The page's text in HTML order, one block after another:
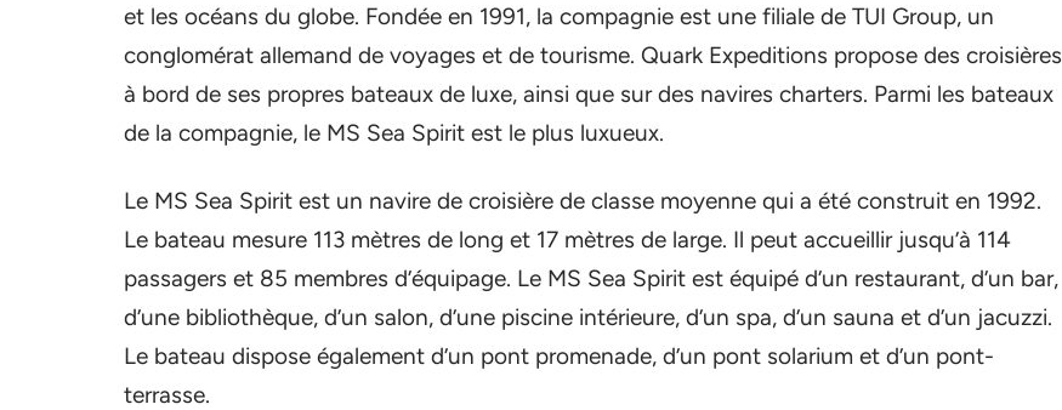
et les océans du globe. Fondée en 1991, la compagnie est une filiale de TUI Group, un
conglomérat allemand de voyages et de tourisme. Quark Expeditions propose des croisières
à bord de ses propres bateaux de luxe, ainsi que sur des navires charters. Parmi les bateaux
de la compagnie, le MS Sea Spirit est le plus luxueux.
Le MS Sea Spirit est un navire de croisière de classe moyenne qui a été construit en 1992.
Le bateau mesure 113 mètres de long et 17 mètres de large. Il peut accueillir jusqu’à 114
passagers et 85 membres d’équipage. Le MS Sea Spirit est équipé d’un restaurant, d’un bar,
d’une bibliothèque, d’un salon, d’une piscine intérieure, d’un spa, d’un sauna et d’un jacuzzi.
Le bateau dispose également d’un pont promenade, d’un pont solarium et d’un pont-
terrasse.